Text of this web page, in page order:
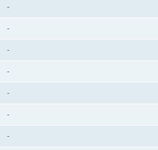
-
-
-
-
-
-
-